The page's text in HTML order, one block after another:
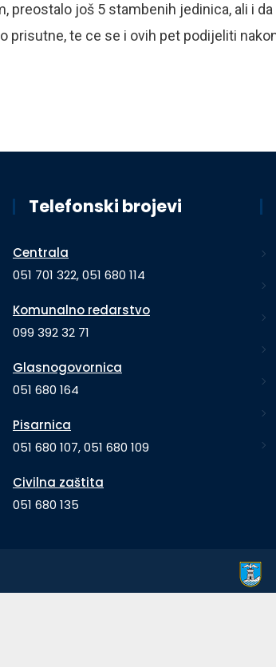
preostalo još 5 stambenih jedinica, ali i
prisutne, te ce se i ovih pet podijeliti
Telefonski brojevi
Centrala
051 701 322, 051 680 114
Komunalno redarstvo
099 392 32 71
Glasnogovornica
051 680 164
Pisarnica
051 680 107, 051 680 109
Civilna zaštita
051 680 135